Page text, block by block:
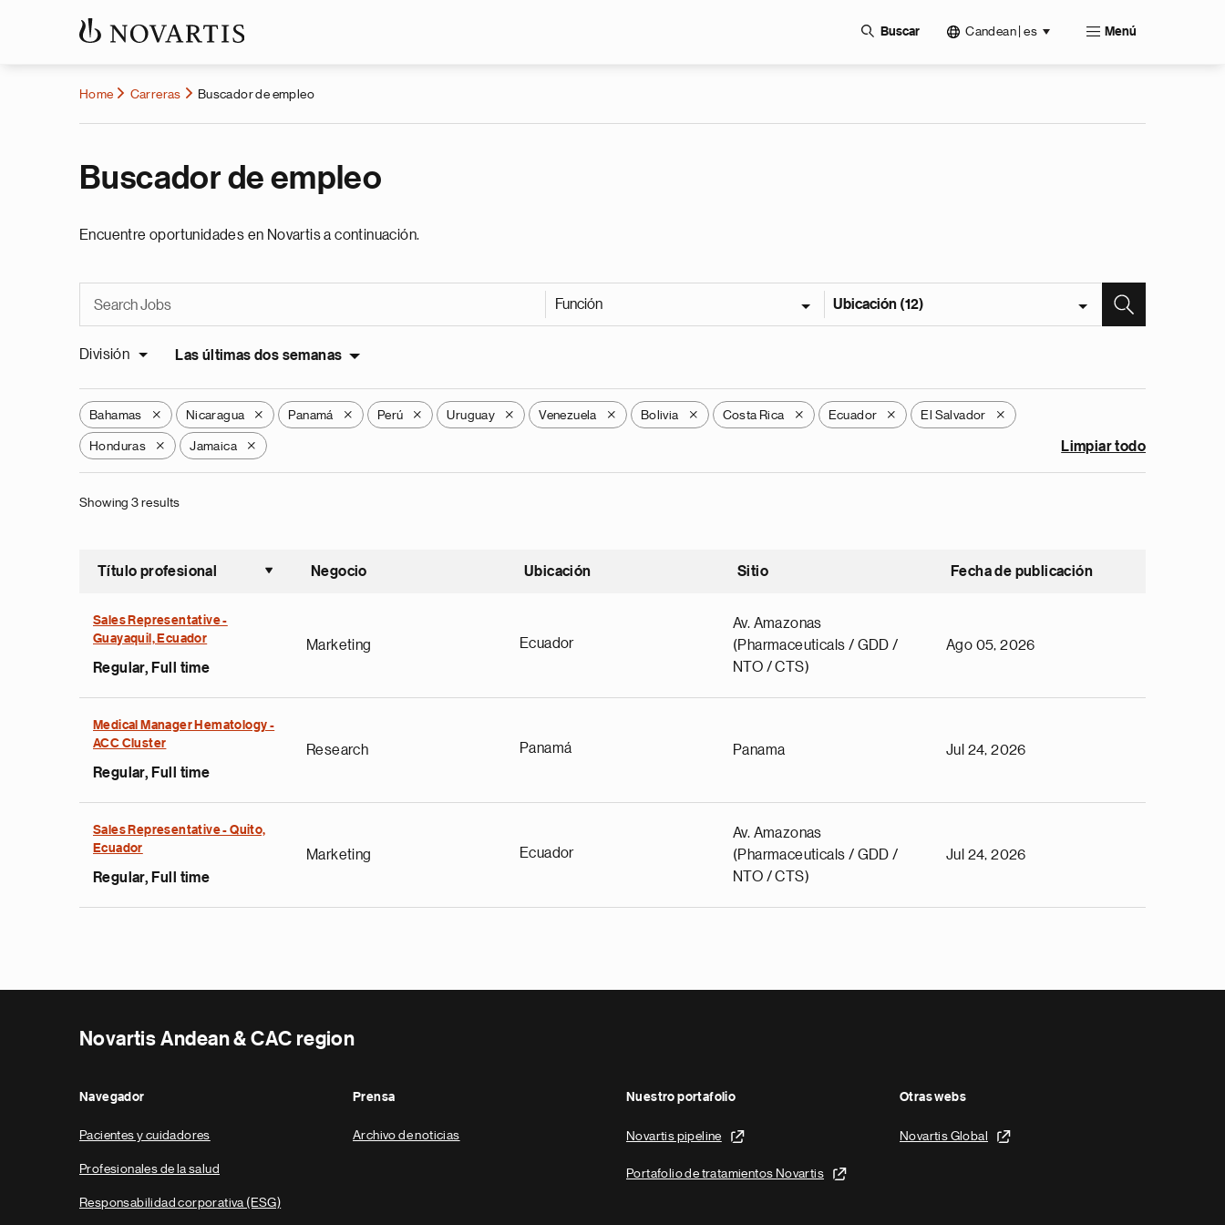
Buscar Candean | es Menú
Home Carreras Buscador de empleo
Buscador de empleo
Encuentre oportunidades en Novartis a continuación.
Función Ubicación (12)
División Las últimas dos semanas
Bahamas X Nicaragua X Panamá X Perú X Uruguay X Venezuela X Bolivia X Costa Rica X Ecuador X El Salvador X
Honduras X Jamaica X Limpiar todo
Showing 3 results
Título profesional
Ordenar ascendente
Negocio Ubicación Sitio Fecha de publicación
Sales Representative -
Guayaquil, Ecuador
Regular, Full time
Marketing Ecuador
Av. Amazonas
(Pharmaceuticals / GDD /
NTO / CTS)
Ago 05, 2026
Medical Manager Hematology -
ACC Cluster
Regular, Full time
Research Panamá Panama Jul 24, 2026
Sales Representative - Quito,
Ecuador
Regular, Full time
Marketing Ecuador
Av. Amazonas
(Pharmaceuticals / GDD /
NTO / CTS)
Jul 24, 2026
Novartis Andean & CAC region
Navegador
Pacientes y cuidadores
Profesionales de la salud
Responsabilidad corporativa (ESG)
Prensa
Archivo de noticias
Nuestro portafolio
Novartis pipeline
Portafolio de tratamientos Novartis
Otras webs
Novartis Global